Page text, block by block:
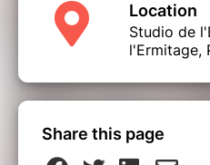
Location
Studio de
l'Ermitage,
Share this page